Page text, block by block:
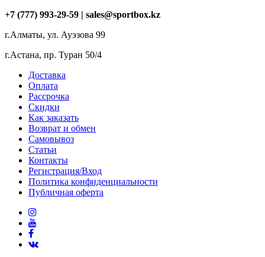
+7 (777) 993-29-59 | sales@sportbox.kz
г.Алматы, ул. Ауэзова 99
г.Астана, пр. Туран 50/4
Доставка
Оплата
Рассрочка
Скидки
Как заказать
Возврат и обмен
Самовывоз
Статьи
Контакты
Регистрация/Вход
Политика конфиденциальности
Публичная оферта